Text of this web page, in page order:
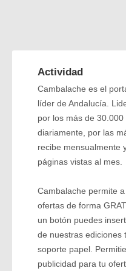
Actividad
Cambalache es el
líder de Andalucía.
por los más de
diariamente, por las
recibe mensualmente
páginas vistas al mes.
Cambalache permite
ofertas de forma
un botón puedes
de nuestras ediciones
soporte papel.
publicidad para tu